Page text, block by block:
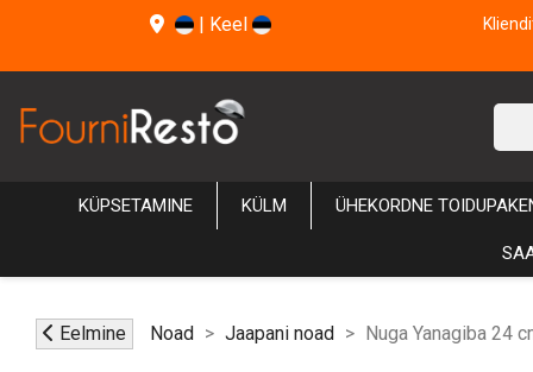
| Keel
KÜPSETAMINE KÜLM ÜHEKORDNE
Eelmine Noad Jaapani noad Nuga Yanagiba 24